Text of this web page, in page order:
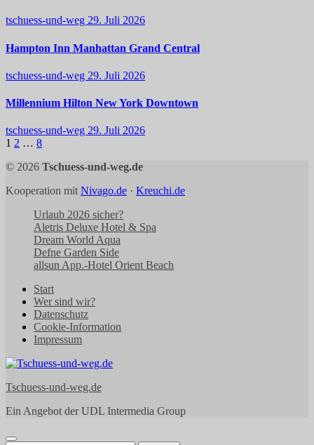
tschuess-und-weg 29. Juli 2026
Hampton Inn Manhattan Grand Central
tschuess-und-weg 29. Juli 2026
Millennium Hilton New York Downtown
tschuess-und-weg 29. Juli 2026
Seitennummerierung
der
Beiträge
1 2 … 8
© 2026 Tschuess-und-weg.de
Kooperation mitNivago.de · Kreuchi.de
Urlaub 2026 sicher?
Aletris Deluxe Hotel & Spa
Dream World Aqua
Defne Garden Side
allsun App.-Hotel Orient Beach
Start
Wer sind wir?
Datenschutz
Cookie-Information
Impressum
Tschuess-und-weg.de
Ein Angebot der UDL Intermedia Group